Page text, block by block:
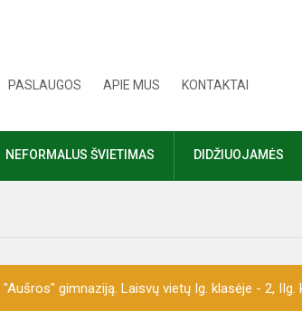
PASLAUGOS APIE MUS KONTAKTAI
NEFORMALUS ŠVIETIMAS DIDŽIUOJAMĖS
gimnaziją. Laisvų vietų Ig. klasėje - 2, IIg.